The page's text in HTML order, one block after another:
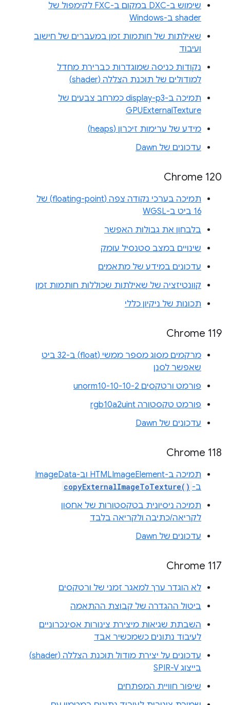
שימוש ב-DXC במקום ב-FXC לקימפול של
shader ב-Windows
שאילתות של חותמות זמן במעברים של חישוב
ועיבוד
נקודות כניסה שמוגדרות כברירת מחדל
למודולים של תוכנת הצללה (shader)
תמיכה ב-display-p3 כמרחב צבעים של
GPUExternalTexture
מידע של ערימות זיכרון (heaps)
עדכונים של Dawn
Chrome 120
תמיכה בערכי נקודה צפה (floating-point) של
16 ביט ב-WGSL
בלבחון את גבולות האפשר
שינויים במצב סטנסיל עומק
עדכונים במידע של מתאמים
קוונטיזציה של שאילתות שכוללות חותמות זמן
תכונות של ניקיון כללי
Chrome 119
מרקמים מסוג מספר ממשי (float) ב-32 ביט
שאפשר לסנן
פורמט ורטקסים unorm10-10-10-2
פורמט טקסטורה rgb10a2uint
עדכונים של Dawn
Chrome 118
תמיכה ב-HTMLImageElement וב-ImageData
ב- copyExternalImageToTexture()
תמיכה ניסיונית בטקסטורות של אחסון
לקריאה/כתיבה ולקריאה בלבד
עדכונים של Dawn
Chrome 117
לא הוגדר ערך למאגר זמני של ורטקסים
ביטול ההגדרה של קבוצת ההתאמה
השבתת שגיאות מיצירת צינורות אסינכרוניים
לעיבוד נתונים כשמכשיר אבד
עדכונים על יצירת מודול תוכנת הצללה (shader)
בייצוג SPIR-V
שיפור חוויית המפתחים